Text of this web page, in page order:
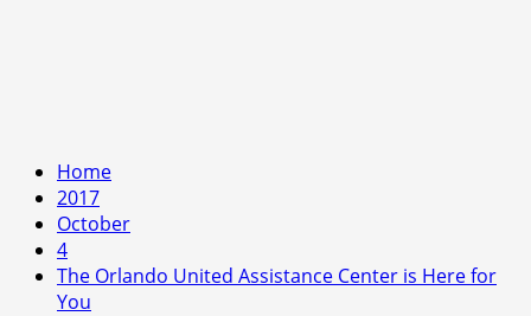
Home
2017
October
4
The Orlando United Assistance Center is Here for
You